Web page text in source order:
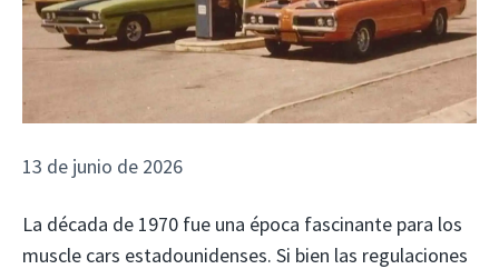
13 de junio de 2026
La década de 1970 fue una época fascinante para los
muscle cars estadounidenses. Si bien las regulaciones